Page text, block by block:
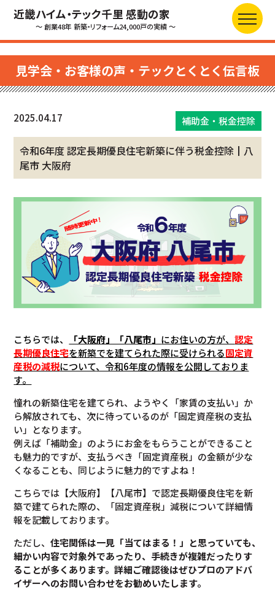
近畿ハイム・テック千里 感動の家
～ 創業48年 新築・リフォーム24,000戸の実績 ～
見学会・お客様の声・テックとくとく伝言板
2025.04.17 補助金・税金控除
令和6年度 認定長期優良住宅新築に伴う税金控除┃八
尾市 大阪府
こちらでは、 「大阪府」「八尾市 」 にお住いの方が、認定
長期優良住宅を新築でを建てられた際に受けられる固定資
産税の減税について、令和6年度の情報を公開しておりま
す。
憧れの新築住宅を建てられ、ようやく「家賃の支払い」か
ら解放されても、次に待っているのが「固定資産税の支払
い」となります。
例えば「補助金」のようにお金をもらうことができること
も魅力的ですが、支払うべき「固定資産税」の金額が少な
くなることも、同じように魅力的ですよね！
こちらでは【大阪府】【八尾市】で認定長期優良住宅を新
築で建てられた際の、「固定資産税」減税について詳細情
報を記載しております。
ただし、住宅関係は一見「当てはまる！」と思っていても、
細かい内容で対象外であったり、手続きが複雑だったりす
ることが多くあります。詳細ご確認後はぜひプロのアドバ
イザーへのお問い合わせをお勧めいたします。